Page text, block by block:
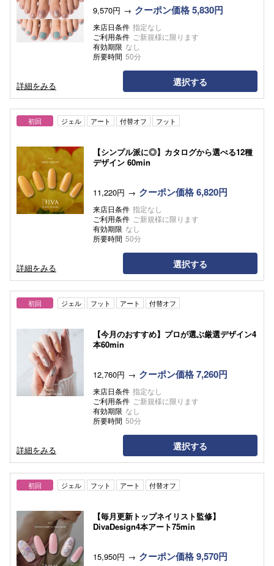
9,570円 クーポン価格 5,830円
来店日条件 指定なし
ご利用条件 ご新規様に限ります
有効期限 なし
所要時間 50分
詳細をみる 選択する
初回 ジェル アート 付替オフ フット
【シンプル派に◎】カタログから選べる12種
デザイン 60min
11,220円 クーポン価格 6,820円
来店日条件 指定なし
ご利用条件 ご新規様に限ります
有効期限 なし
所要時間 50分
詳細をみる 選択する
初回 ジェル フット アート 付替オフ
【今月のおすすめ】プロが選ぶ厳選デザイン4
本60min
12,760円 クーポン価格 7,260円
来店日条件 指定なし
ご利用条件 ご新規様に限ります
有効期限 なし
所要時間 50分
詳細をみる 選択する
初回 ジェル フット アート 付替オフ
【毎月更新トップネイリスト監修】
DivaDesign4本アート75min
15,950円 クーポン価格 9,570円